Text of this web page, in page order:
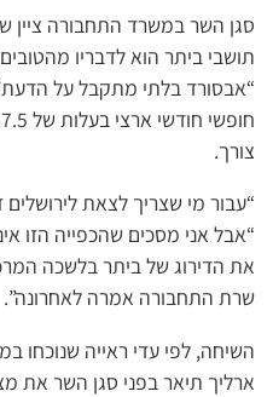
סגן השר במשרד התחבורה ציין
תושבי ביתר הוא לדבריו
“אבסורד בלתי מתקבל על
צורך.
“עבור מי שצריך לצאת
“אבל אני מסכים שהכפייה הזו
את הדירוג של ביתר בלשכה
שרת התחבורה אמרה לאחרונה”.
השיחה, לפי עדי ראייה שנוכחו
ארליך תיאר בפני סגן השר את